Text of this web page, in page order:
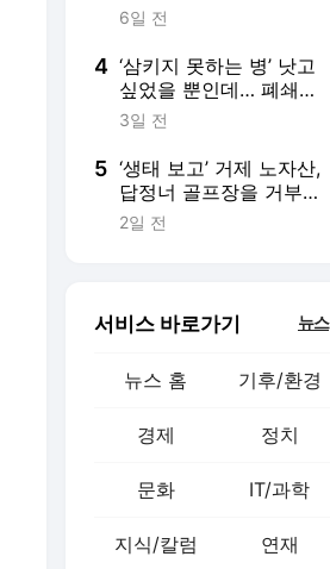
6일 전
4 ‘삼키지 못하는 병’ 낫고
싶었을 뿐인데… 폐쇄병
동에 갇히다
3일 전
5 ‘생태 보고’ 거제 노자산,
답정너 골프장을 거부한
다
2일 전
서비스 바로가기 뉴스
뉴스 홈 기후/환경
경제 정치
문화 IT/과학
지식/칼럼 연재